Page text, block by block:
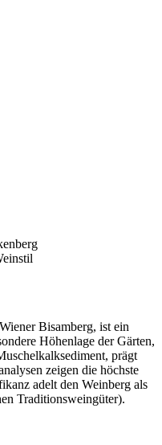
Bisamberg, ist ein
Höhenlage der Gärten,
prägt
zeigen die höchste
adelt den Weinberg als
Traditionsweingüter).